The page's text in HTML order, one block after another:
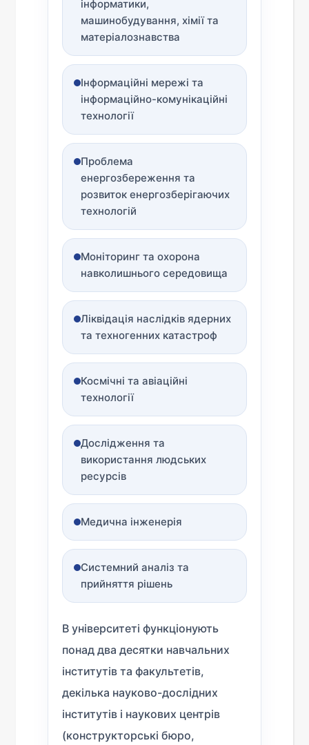
інформатики,
машинобудування, хімії та
матеріалознавства
Інформаційні мережі та
інформаційно-комунікаційні
технології
Проблема
енергозбереження та
розвиток енергозберігаючих
технологій
Моніторинг та охорона
навколишнього середовища
Ліквідація наслідків ядерних
та техногенних катастроф
Космічні та авіаційні
технології
Дослідження та
використання людських
ресурсів
Медична інженерія
Системний аналіз та
прийняття рішень
В університеті функціонують
понад два десятки навчальних
інститутів та факультетів,
декілька науково-дослідних
інститутів і наукових центрів
(конструкторські бюро,